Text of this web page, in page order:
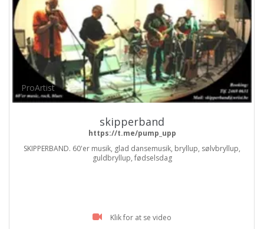
ProArtist
skipperband
https://t.me/pump_upp
SKIPPERBAND. 60'er musik, glad dansemusik, bryllup, sølvbryllup,
guldbryllup, fødselsdag
Klik for at se video